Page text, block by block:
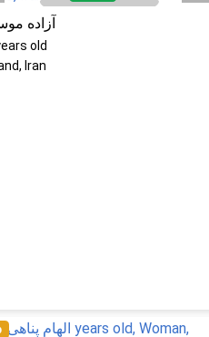
آزاده
old
Iran